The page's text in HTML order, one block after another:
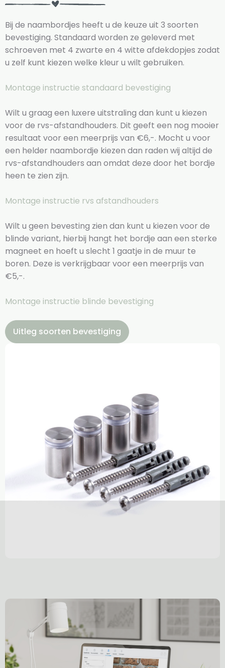
Bij de naambordjes heeft u de keuze uit 3 soorten
bevestiging. Standaard worden ze geleverd met
schroeven met 4 zwarte en 4 witte afdekdopjes zodat
u zelf kunt kiezen welke kleur u wilt gebruiken.
Montage instructie standaard bevestiging
Wilt u graag een luxere uitstraling dan kunt u kiezen
voor de rvs-afstandhouders. Dit geeft een nog mooier
resultaat voor een meerprijs van €6,-. Mocht u voor
een helder naambordje kiezen dan raden wij altijd de
rvs-afstandhouders aan omdat deze door het bordje
heen te zien zijn.
Montage instructie rvs afstandhouders
Wilt u geen bevesting zien dan kunt u kiezen voor de
blinde variant, hierbij hangt het bordje aan een sterke
magneet en hoeft u slecht 1 gaatje in de muur te
boren. Deze is verkrijgbaar voor een meerprijs van
€5,-.
Montage instructie blinde bevestiging
Uitleg soorten bevestiging